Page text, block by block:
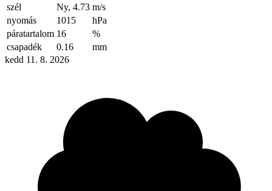
szél
Ny, 4.73 m/s
nyomás
1015
hPa
páratartalom 16
%
csapadék
0.16
mm
kedd 11. 8. 2026